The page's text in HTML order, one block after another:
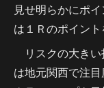
見せ明らかにポ
は１Ｒのポイント
リスクの大きい
は地元関西で注目